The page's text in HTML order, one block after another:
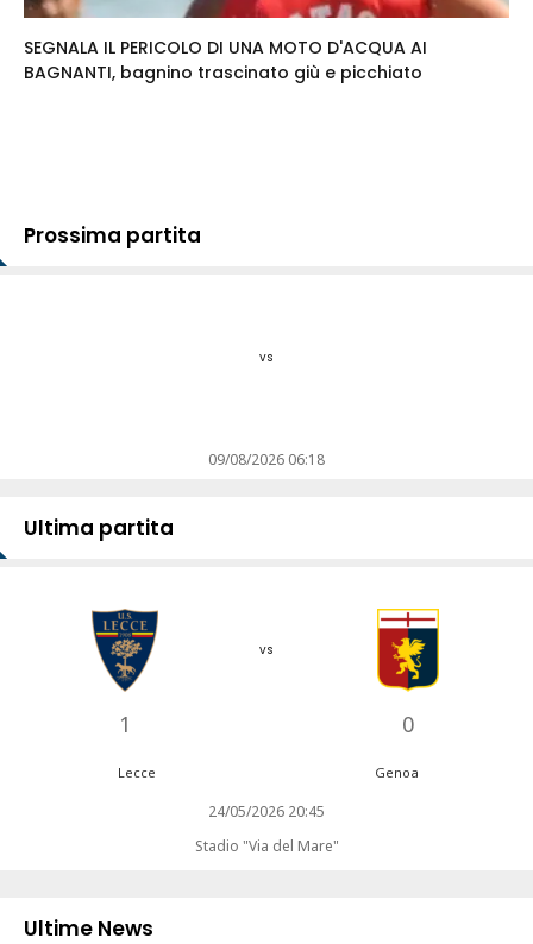
SEGNALA IL PERICOLO DI UNA MOTO D'ACQUA AI
BAGNANTI, bagnino trascinato giù e picchiato
Prossima partita
vs
09/08/2026 06:18
Ultima partita
1
vs
0
Lecce Genoa
24/05/2026 20:45
Stadio "Via del Mare"
Ultime News